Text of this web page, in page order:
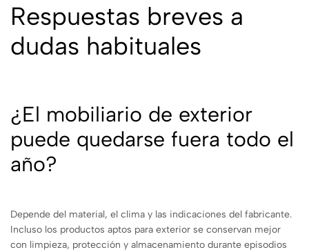
Respuestas breves a
dudas habituales
¿El mobiliario de exterior
puede quedarse fuera todo el
año?
Depende del material, el clima y las indicaciones del fabricante.
Incluso los productos aptos para exterior se conservan mejor
con limpieza, protección y almacenamiento durante episodios